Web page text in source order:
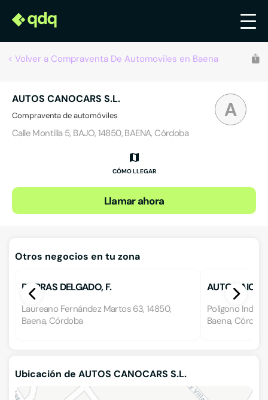
Volver a Compraventa De Automoviles en Baena
A
AUTOS CANOCARS S.L.
Compraventa de automóviles
Calle Montilla 5, BAJO, 14850, BAENA, Córdoba
CÓMO LLEGAR
Llamar ahora
Otros negocios en tu zona
PORRAS DELGADO, F.
Laureano Fernández Martos 63, 14850,
Baena, Córdoba
AUTOS AICAR
Polígono
Baena, Córdoba
Ubicación de AUTOS CANOCARS S.L.